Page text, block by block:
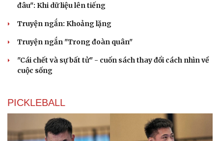
đâu": Khi dữ liệu lên tiếng
Truyện ngắn: Khoảng lặng
Truyện ngắn "Trong đoàn quân"
"Cái chết và sự bất tử" - cuốn sách thay đổi cách nhìn về
cuộc sống
PICKLEBALL